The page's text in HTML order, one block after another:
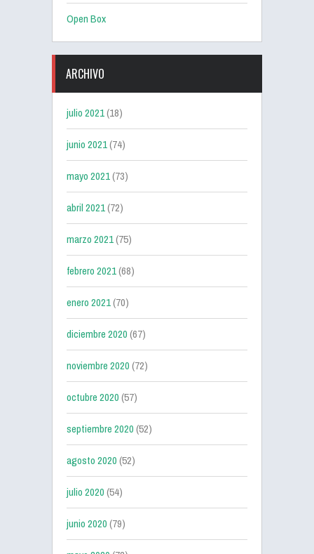
Open Box
ARCHIVO
julio 2021(18)
junio 2021(74)
mayo 2021(73)
abril 2021(72)
marzo 2021(75)
febrero 2021(68)
enero 2021(70)
diciembre 2020(67)
noviembre 2020(72)
octubre 2020(57)
septiembre 2020(52)
agosto 2020(52)
julio 2020(54)
junio 2020(79)